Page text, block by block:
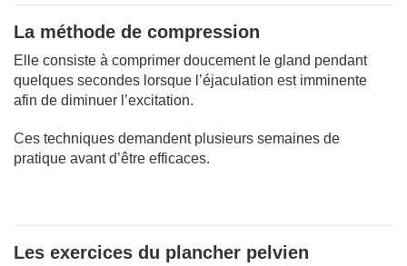
La méthode de compression
Elle consiste à comprimer doucement le gland pendant
quelques secondes lorsque l’éjaculation est imminente
afin de diminuer l’excitation.
Ces techniques demandent plusieurs semaines de
pratique avant d’être efficaces.
Les exercices du plancher pelvien